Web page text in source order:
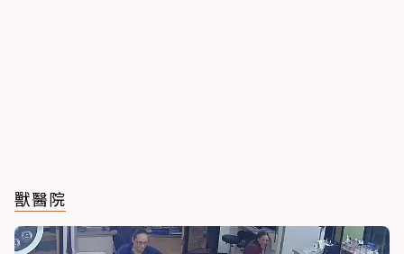
獸醫院